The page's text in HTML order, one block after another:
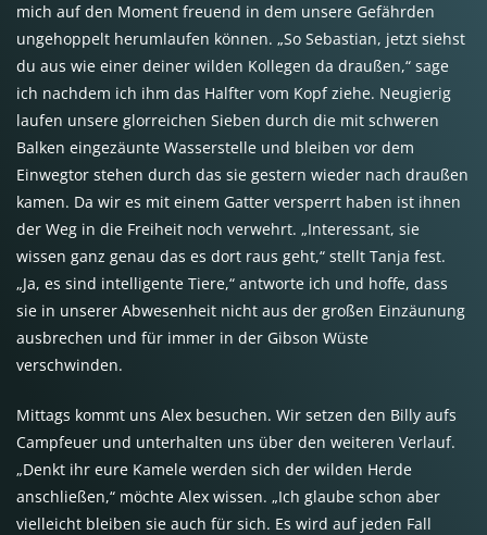
mich auf den Moment freuend in dem unsere Gefährden
ungehoppelt herumlaufen können. „So Sebastian, jetzt siehst
du aus wie einer deiner wilden Kollegen da draußen,“ sage
ich nachdem ich ihm das Halfter vom Kopf ziehe. Neugierig
laufen unsere glorreichen Sieben durch die mit schweren
Balken eingezäunte Wasserstelle und bleiben vor dem
Einwegtor stehen durch das sie gestern wieder nach draußen
kamen. Da wir es mit einem Gatter versperrt haben ist ihnen
der Weg in die Freiheit noch verwehrt. „Interessant, sie
wissen ganz genau das es dort raus geht,“ stellt Tanja fest.
„Ja, es sind intelligente Tiere,“ antworte ich und hoffe, dass
sie in unserer Abwesenheit nicht aus der großen Einzäunung
ausbrechen und für immer in der Gibson Wüste
verschwinden.
Mittags kommt uns Alex besuchen. Wir setzen den Billy aufs
Campfeuer und unterhalten uns über den weiteren Verlauf.
„Denkt ihr eure Kamele werden sich der wilden Herde
anschließen,“ möchte Alex wissen. „Ich glaube schon aber
vielleicht bleiben sie auch für sich. Es wird auf jeden Fall